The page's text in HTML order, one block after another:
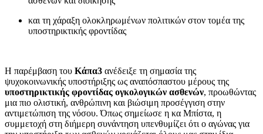
και τη χάραξη ολοκληρωμένων πολιτικών στον τομέα της
υποστηρικτικής φροντίδας
Η παρέμβαση του Κάπα3 ανέδειξε τη σημασία της
ψυχοκοινωνικής υποστήριξης ως αναπόσπαστου μέρους της
υποστηρικτικής φροντίδας ογκολογικών ασθενών, προωθώντας
μια πιο ολιστική, ανθρώπινη και βιώσιμη προσέγγιση στην
αντιμετώπιση της νόσου. Όπως σημείωσε η κα Μπίστα, η
συμμετοχή στη διήμερη συνάντηση υπενθυμίζει ότι ο αγώνας για